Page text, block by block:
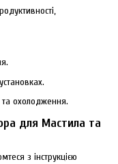
охолодження.
для Мастила та
з інструкцією